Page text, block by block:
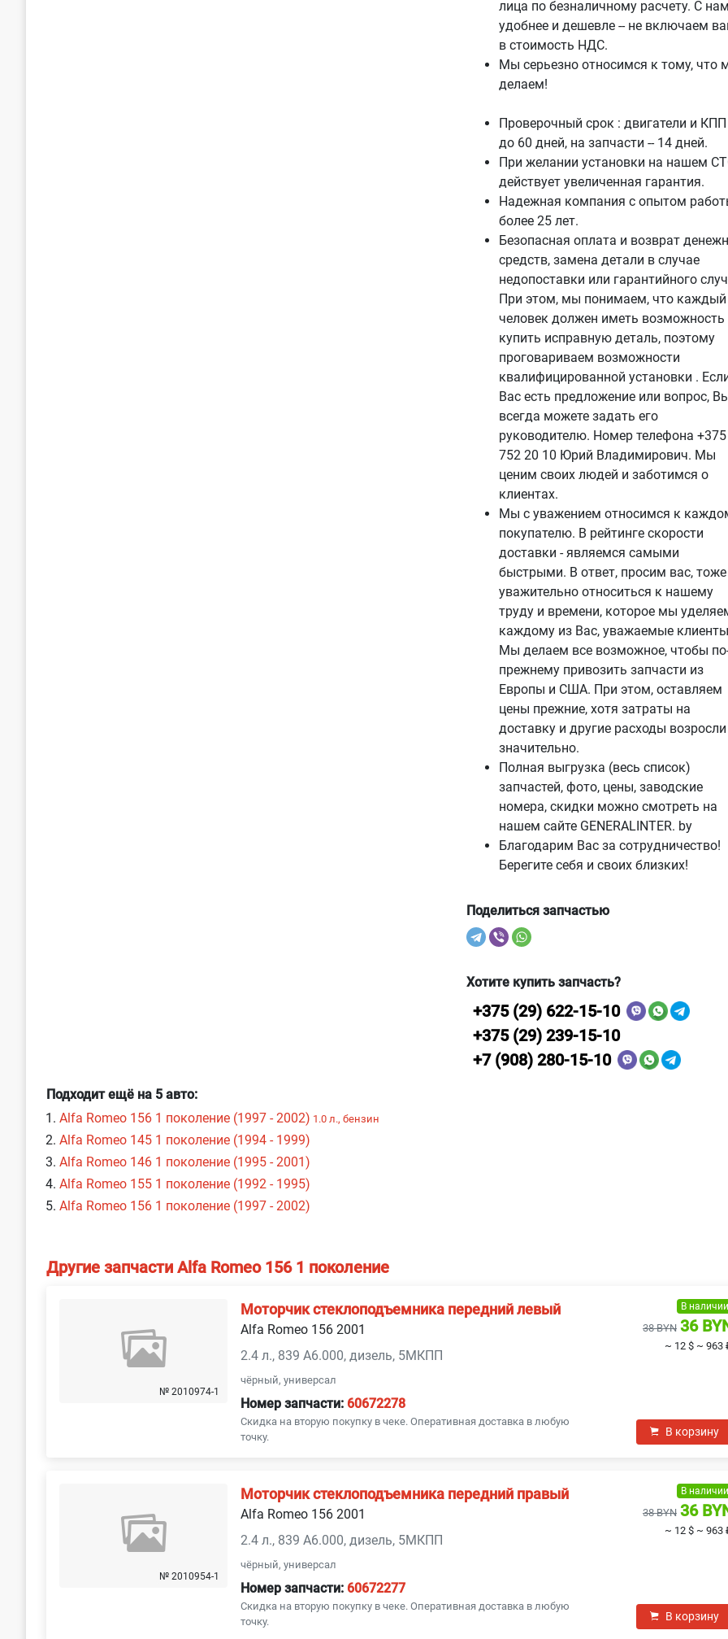
лица по безналичному расчету. С
удобнее и дешевле -- не включаем
в стоимость НДС.
Мы серьезно относимся к тому, что
делаем!
Проверочный срок : двигатели и КПП
до 60 дней, на запчасти -- 14 дней.
При желании установки на нашем
действует увеличенная гарантия.
Надежная компания с опытом
более 25 лет.
Безопасная оплата и возврат
средств, замена детали в случае
недопоставки или гарантийного
При этом, мы понимаем, что каждый
человек должен иметь возможность
купить исправную деталь, поэтому
проговариваем возможности
квалифицированной установки .
Вас есть предложение или вопрос,
всегда можете задать его
руководителю. Номер телефона
752 20 10 Юрий Владимирович. Мы
ценим своих людей и заботимся о
клиентах.
Мы с уважением относимся к
покупателю. В рейтинге скорости
доставки - являемся самыми
быстрыми. В ответ, просим вас, тоже
уважительно относиться к нашему
труду и времени, которое мы
каждому из Вас, уважаемые
Мы делаем все возможное, чтобы
прежнему привозить запчасти из
Европы и США. При этом, оставляем
цены прежние, хотя затраты на
доставку и другие расходы возросли
значительно.
Полная выгрузка (весь список)
запчастей, фото, цены, заводские
номера, скидки можно смотреть на
нашем сайте GENERALINTER. by
Благодарим Вас за сотрудничество!
Берегите себя и своих близких!
Поделиться запчастью
Хотите купить запчасть?
+375 (29) 622-15-10
+375 (29) 239-15-10
+7 (908) 280-15-10
Подходит ещё на 5 авто:
Alfa Romeo 156 1 поколение (1997 - 2002) 1.0 л., бензин
Alfa Romeo 145 1 поколение (1994 - 1999)
Alfa Romeo 146 1 поколение (1995 - 2001)
Alfa Romeo 155 1 поколение (1992 - 1995)
Alfa Romeo 156 1 поколение (1997 - 2002)
Другие запчасти Alfa Romeo 156 1 поколение
№ 2010974-1
Моторчик стеклоподъемника передний левый
Alfa Romeo 156 2001
2.4 л., 839 A6.000, дизель, 5МКПП
чёрный, универсал
Номер запчасти: 60672278
Скидка на вторую покупку в чеке. Оперативная доставка в любую
точку.
В наличии
38 BYN 36
~ 12 $ ~ 963
В корзину
№ 2010954-1
Моторчик стеклоподъемника передний правый
Alfa Romeo 156 2001
2.4 л., 839 A6.000, дизель, 5МКПП
чёрный, универсал
Номер запчасти: 60672277
Скидка на вторую покупку в чеке. Оперативная доставка в любую
точку.
В наличии
38 BYN 36
~ 12 $ ~ 963
В корзину